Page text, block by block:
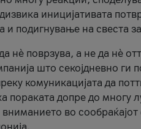
иницијативата
и подигнување на свеста
да нè поврзува, а не да нè
што секојдневно
комуникацијата да
пораката допре до многу
во